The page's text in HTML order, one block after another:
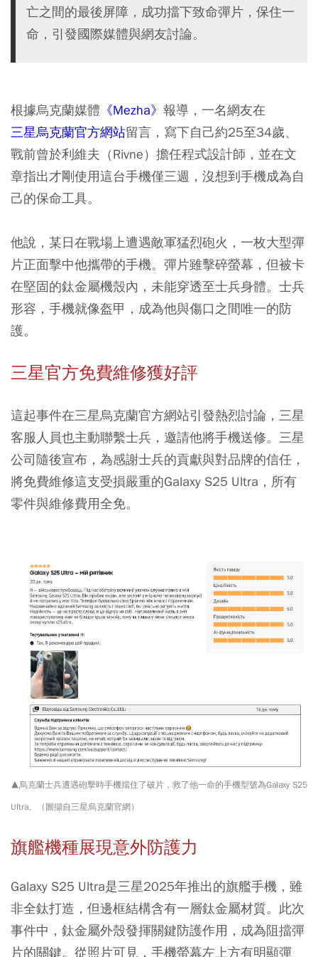
亡之間的最後屏障，成功擋下致命彈片，保住一
命，引發國際媒體與網友討論。
根據烏克蘭媒體 《Mezha》 報導，一名網友在
三星烏克蘭官方網站留言，寫下自己約25至34歲、
戰前曾於利維夫（Rivne）擔任程式設計師，並在文
章指出才剛使用這台手機僅三週，沒想到手機成為自
己的保命工具。
他說，某日在戰場上遭遇敵軍猛烈砲火，一枚大型彈
片正面擊中他攜帶的手機。彈片雖擊碎螢幕，但被卡
在堅固的鈦金屬機殼內，未能穿透至士兵身體。士兵
形容，手機就像盔甲，成為他與傷口之間唯一的防
護。
三星官方免費維修獲好評
這起事件在三星烏克蘭官方網站引發熱烈討論，三星
客服人員也主動聯繫士兵，邀請他將手機送修。三星
公司隨後宣布，為感謝士兵的貢獻與對品牌的信任，
將免費維修這支受損嚴重的Galaxy S25 Ultra，所有
零件與維修費用全免。
▲烏克蘭士兵遭遇砲擊時手機擋住了破片，救了他一命的手機型號為Galaxy S25
Ultra。（圖擷自三星烏克蘭官網）
旗艦機種展現意外防護力
Galaxy S25 Ultra是三星2025年推出的旗艦手機，雖
非全鈦打造，但邊框結構含有一層鈦金屬材質。此次
事件中，鈦金屬外殼發揮關鍵防護作用，成為阻擋彈
片的關鍵。從照片可見，手機螢幕左上方有明顯彈